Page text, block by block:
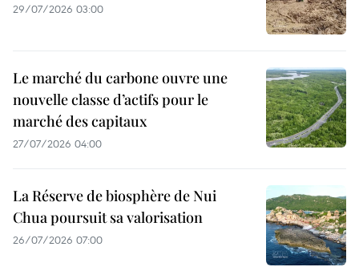
29/07/2026 03:00
Le marché du carbone ouvre une
nouvelle classe d’actifs pour le
marché des capitaux
27/07/2026 04:00
La Réserve de biosphère de Nui
Chua poursuit sa valorisation
26/07/2026 07:00